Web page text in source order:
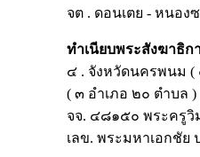
จต . ดอนเตย - หนอ
ทำเนียบพระสังฆาธิก
๔ . จังหวัดนครพนม (
( ๓ อำเภอ ๒๐ ตำบล )
จจ. ๔๘๑๕๐ พระครูวิ
เลข. พระมหาเอกชั